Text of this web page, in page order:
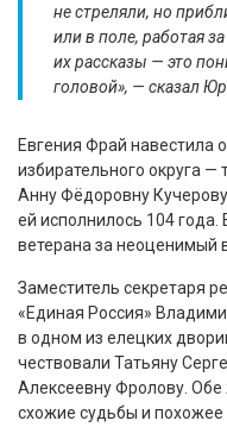
не стреляли, но
или в поле, работая
их рассказы — это
головой», — сказал
Евгения Фрай навестила
избирательного округа
Анну Фёдоровну
ей исполнилось 104
ветерана за неоценимый
Заместитель секретаря
«Единая Россия»
в одном из елецких
чествовали Татьяну
Алексеевну Фролову.
схожие судьбы и